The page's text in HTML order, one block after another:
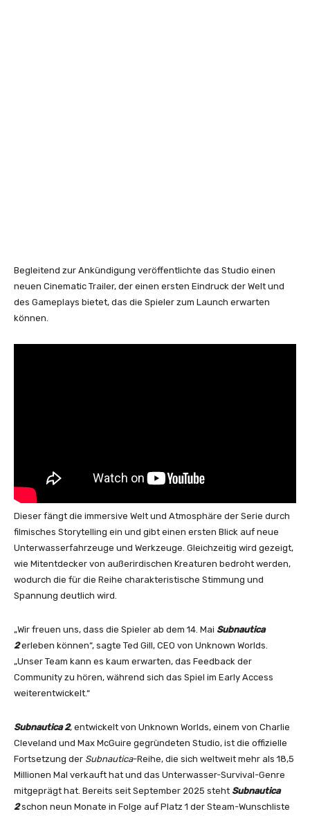
Begleitend zur Ankündigung veröffentlichte das Studio einen
neuen Cinematic Trailer, der einen ersten Eindruck der Welt und
des Gameplays bietet, das die Spieler zum Launch erwarten
können.
Dieser fängt die immersive Welt und Atmosphäre der Serie durch
filmisches Storytelling ein und gibt einen ersten Blick auf neue
Unterwasserfahrzeuge und Werkzeuge. Gleichzeitig wird gezeigt,
wie Mitentdecker von außerirdischen Kreaturen bedroht werden,
wodurch die für die Reihe charakteristische Stimmung und
Spannung deutlich wird.
„Wir freuen uns, dass die Spieler ab dem 14. Mai Subnautica
2erleben können“, sagte Ted Gill, CEO von Unknown Worlds.
„Unser Team kann es kaum erwarten, das Feedback der
Community zu hören, während sich das Spiel im Early Access
weiterentwickelt.“
Subnautica 2, entwickelt von Unknown Worlds, einem von Charlie
Cleveland und Max McGuire gegründeten Studio, ist die offizielle
Fortsetzung der Subnautica-Reihe, die sich weltweit mehr als 18,5
Millionen Mal verkauft hat und das Unterwasser-Survival-Genre
mitgeprägt hat. Bereits seit September 2025 steht Subnautica
2schon neun Monate in Folge auf Platz 1 der Steam-Wunschliste